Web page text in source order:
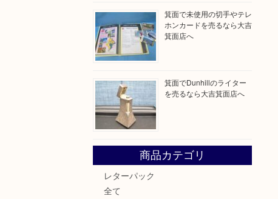
箕面で未使用の切手やテレ
ホンカードを売るなら大吉
箕面店へ
箕面でDunhillのライター
を売るなら大吉箕面店へ
商品カテゴリ
レターパック
全て